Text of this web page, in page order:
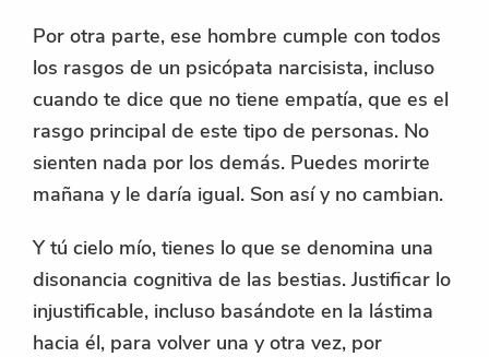
Por otra parte, ese hombre cumple con todos
los rasgos de un psicópata narcisista, incluso
cuando te dice que no tiene empatía, que es el
rasgo principal de este tipo de personas. No
sienten nada por los demás. Puedes morirte
mañana y le daría igual. Son así y no cambian.
Y tú cielo mío, tienes lo que se denomina una
disonancia cognitiva de las bestias. Justificar lo
injustificable, incluso basándote en la lástima
hacia él, para volver una y otra vez, por